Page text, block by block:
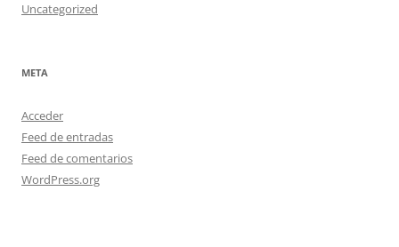
Uncategorized
META
Acceder
Feed de entradas
Feed de comentarios
WordPress.org